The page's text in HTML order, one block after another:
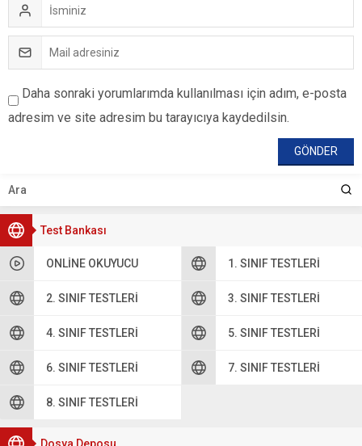
Test Bankası
ONLINE OKUYUCU 1. SINIF TESTLERI
2. SINIF TESTLERI 3. SINIF TESTLERI
4. SINIF TESTLERI 5. SINIF TESTLERI
6. SINIF TESTLERI 7. SINIF TESTLERI
8. SINIF TESTLERI
Daha sonraki yorumlarımda kullanılması için adım, e-posta
adresim ve site adresim bu tarayıcıya kaydedilsin.